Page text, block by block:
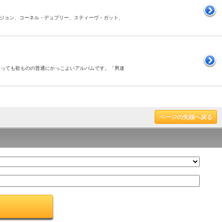
ン、コーネル・デュプリー、スティーヴ・ガット、
ても歌ものの普通にかっこよいアルバムです。「男達
ページの先頭へ戻る